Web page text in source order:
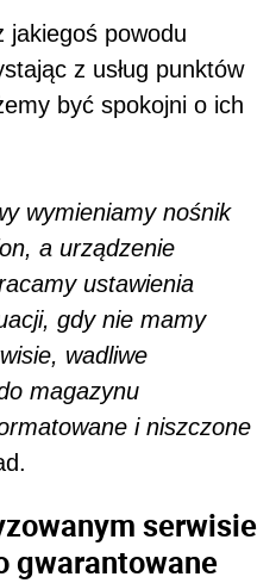
jakiegoś powodu
z usług punktów
być spokojni o ich
wymieniamy nośnik
a urządzenie
ustawienia
gdy nie mamy
wadliwe
magazynu
i niszczone
serwisie
gwarantowane